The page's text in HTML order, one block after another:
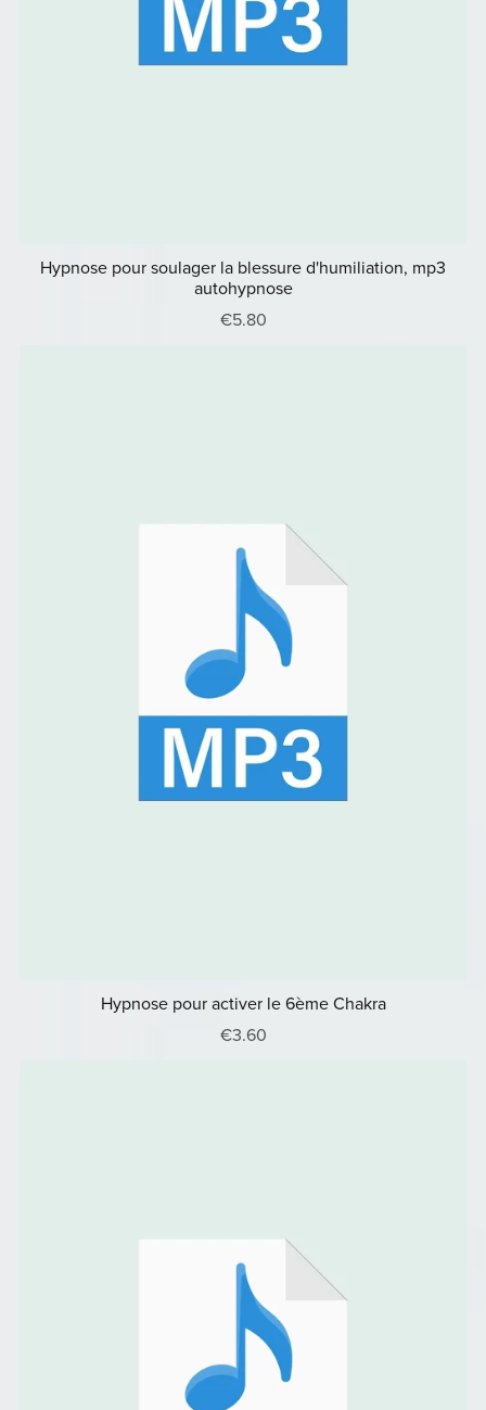
Hypnose pour soulager la blessure d'humiliation, mp3
autohypnose
€5.80
Hypnose pour activer le 6ème Chakra
€3.60